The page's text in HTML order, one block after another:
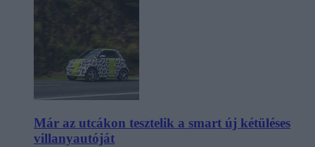
Már az utcákon tesztelik a smart új kétüléses
villanyautóját